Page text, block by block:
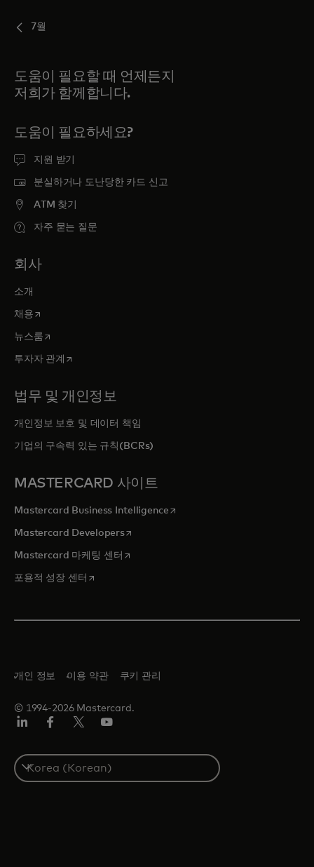
7월
도움이 필요할 때 언제든지
저희가 함께합니다.
도움이 필요하세요?
지원 받기
분실하거나 도난당한 카드 신고
ATM 찾기
자주 묻는 질문
회사
소개
채용새 탭에서 열림
뉴스룸새 탭에서 열림
투자자 관계 새 탭에서 열림
법무 및 개인정보
개인정보 보호 및 데이터 책임
기업의 구속력 있는 규칙(BCRs)
MASTERCARD 사이트
Mastercard Business Intelligence새 탭에서 열림
Mastercard Developers새 탭에서 열림
Mastercard 마케팅 센터 새 탭에서 열림
포용적 성장 센터 새 탭에서 열림
© 1994-2026 Mastercard.
개인 정보 이용 약관 쿠키 관리
S
e
In
ook
터/
X
브